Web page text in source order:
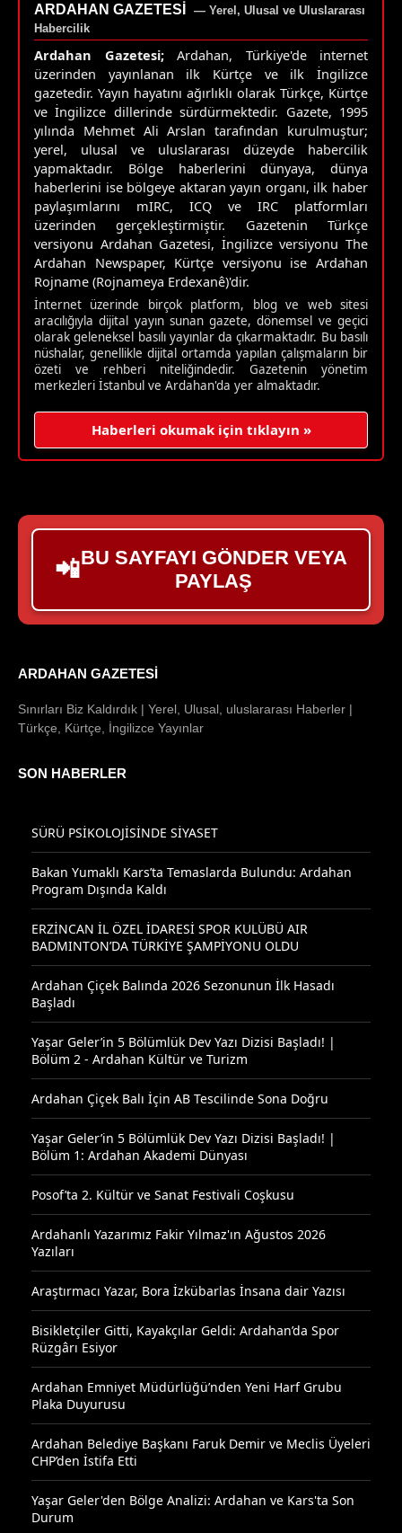
ARDAHAN GAZETESI
— Yerel, Ulusal ve Uluslararası
Habercilik
Ardahan Gazetesi;Ardahan, Türkiye'de internet
üzerinden yayınlanan ilk Kürtçe ve ilk İngilizce
gazetedir. Yayın hayatını ağırlıklı olarak Türkçe, Kürtçe
ve İngilizce dillerinde sürdürmektedir. Gazete, 1995
yılında Mehmet Ali Arslan tarafından kurulmuştur;
yerel, ulusal ve uluslararası düzeyde habercilik
yapmaktadır. Bölge haberlerini dünyaya, dünya
haberlerini ise bölgeye aktaran yayın organı, ilk haber
paylaşımlarını mIRC, ICQ ve IRC platformları
üzerinden gerçekleştirmiştir. Gazetenin Türkçe
versiyonu Ardahan Gazetesi, İngilizce versiyonu The
Ardahan Newspaper, Kürtçe versiyonu ise Ardahan
Rojname (Rojnameya Erdexanê)'dir.
İnternet üzerinde birçok platform, blog ve web sitesi
aracılığıyla dijital yayın sunan gazete, dönemsel ve geçici
olarak geleneksel basılı yayınlar da çıkarmaktadır. Bu basılı
nüshalar, genellikle dijital ortamda yapılan çalışmaların bir
özeti ve rehberi niteliğindedir. Gazetenin yönetim
merkezleri İstanbul ve Ardahan'da yer almaktadır.
Haberleri okumak için tıklayın »
📲BU SAYFAYI GÖNDER VEYA
PAYLAŞ
ARDAHAN GAZETESI
Sınırları Biz Kaldırdık | Yerel, Ulusal, uluslararası Haberler |
Türkçe, Kürtçe, İngilizce Yayınlar
SON HABERLER
SÜRÜ PSİKOLOJİSİNDE SİYASET
Bakan Yumaklı Kars’ta Temaslarda Bulundu: Ardahan
Program Dışında Kaldı
ERZİNCAN İL ÖZEL İDARESİ SPOR KULÜBÜ AIR
BADMINTON’DA TÜRKİYE ŞAMPİYONU OLDU
Ardahan Çiçek Balında 2026 Sezonunun İlk Hasadı
Başladı
Yaşar Geler’in 5 Bölümlük Dev Yazı Dizisi Başladı! |
Bölüm 2 - Ardahan Kültür ve Turizm
Ardahan Çiçek Balı İçin AB Tescilinde Sona Doğru
Yaşar Geler’in 5 Bölümlük Dev Yazı Dizisi Başladı! |
Bölüm 1: Ardahan Akademi Dünyası
Posof’ta 2. Kültür ve Sanat Festivali Coşkusu
Ardahanlı Yazarımız Fakir Yılmaz'ın Ağustos 2026
Yazıları
Araştırmacı Yazar, Bora İzkübarlas İnsana dair Yazısı
Bisikletçiler Gitti, Kayakçılar Geldi: Ardahan’da Spor
Rüzgârı Esiyor
Ardahan Emniyet Müdürlüğü’nden Yeni Harf Grubu
Plaka Duyurusu
Ardahan Belediye Başkanı Faruk Demir ve Meclis Üyeleri
CHP’den İstifa Etti
Yaşar Geler'den Bölge Analizi: Ardahan ve Kars'ta Son
Durum